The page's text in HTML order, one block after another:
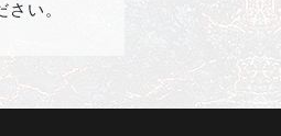
い。